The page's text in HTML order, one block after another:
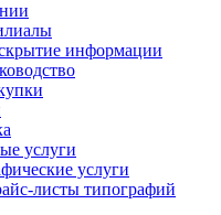
информации
услуги
услуги
листы типографий